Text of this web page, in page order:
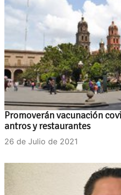
Promoverán vacunación
antros y restaurantes
26 de Julio de 2021